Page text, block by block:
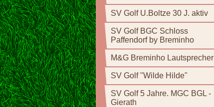
SV Golf U.Boltze 30 J. aktiv
SV Golf BGC Schloss
Paffendorf by Breminho
M&G Breminho Lautsprecher
SV Golf "Wilde Hilde"
SV Golf 5 Jahre. MGC BGL -
Gierath